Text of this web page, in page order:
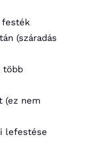
festék
(száradás
több
(ez nem
lefestése